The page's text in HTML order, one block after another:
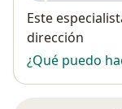
Este
dirección
¿Qué puedo